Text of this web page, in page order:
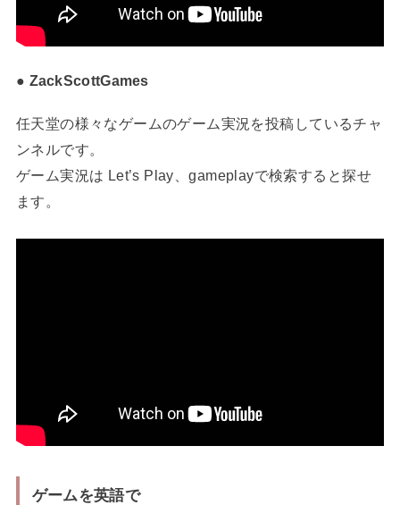
● ZackScottGames
任天堂の様々なゲームのゲーム実況を投稿しているチャ
ンネルです。
ゲーム実況は Let’s Play、gameplayで検索すると探せ
ます。
ゲームを英語で